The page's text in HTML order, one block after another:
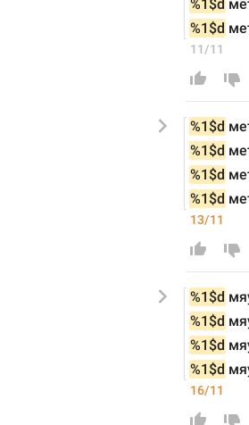
%1$d
%1$d
11/11
%1$d
%1$d
%1$d
%1$d
13/11
%1$d м
%1$d м
%1$d м
%1$d м
16/11